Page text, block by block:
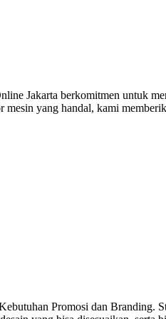
Jakarta berkomitmen untuk
mesin yang handal, kami
Promosi dan Branding.